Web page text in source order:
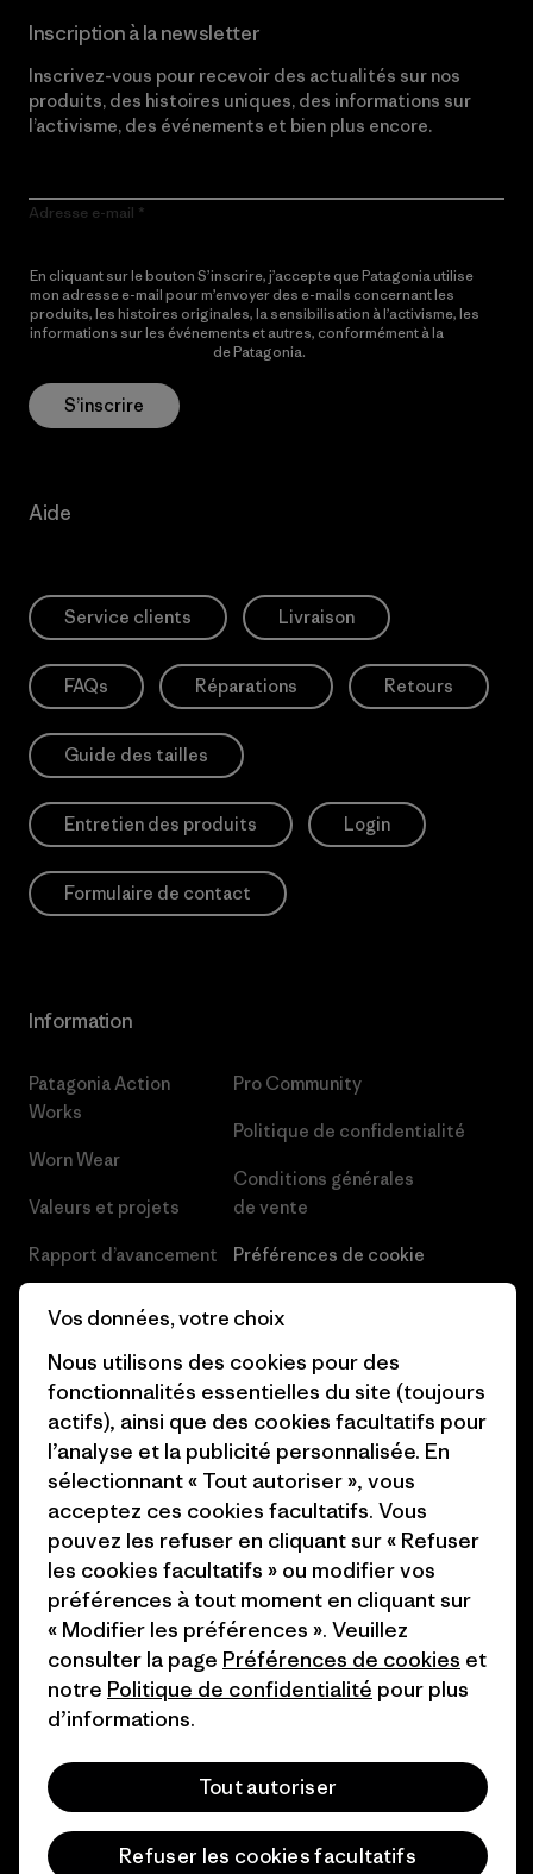
Inscription à la newsletter
Inscrivez-vous pour recevoir des actualités sur nos
produits, des histoires uniques, des informations sur
l’activisme, des événements et bien plus encore.
Adresse e-mail
En cliquant sur le bouton S’inscrire, j’accepte que Patagonia utilise
mon adresse e-mail pour m’envoyer des e-mails concernant les
produits, les histoires originales, la sensibilisation à l’activisme, les
informations sur les événements et autres, conformément à la
de Patagonia.
S’inscrire
Aide
Service clients Livraison
FAQs Réparations Retours
Guide des tailles
Entretien des produits Login
Formulaire de contact
Information
Patagonia Action
Works
Worn Wear
Valeurs et projets
Rapport d’avancement
Objectifs climatiques
1% For The Planet
Comment nous
finançons
Cartes cadeaux
Nos magasins
Pro Community
Politique de confidentialité
Conditions générales
de vente
Préférences de cookie
Presse et media
Industry program
Programme d’affiliation
Patagonia Luxembourg Plan du
site
© 2026 Patagonia, Inc. All Rights Reserved.
Vos données, votre choix
Nous utilisons des cookies pour des
fonctionnalités essentielles du site (toujours
actifs), ainsi que des cookies facultatifs pour
l’analyse et la publicité personnalisée. En
sélectionnant « Tout autoriser », vous
acceptez ces cookies facultatifs. Vous
pouvez les refuser en cliquant sur « Refuser
les cookies facultatifs » ou modifier vos
préférences à tout moment en cliquant sur
« Modifier les préférences ». Veuillez
consulter la page Préférences de cookies et
notre Politique de confidentialité pour plus
d’informations.
Tout autoriser
Refuser les cookies facultatifs